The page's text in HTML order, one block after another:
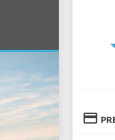
credit_card